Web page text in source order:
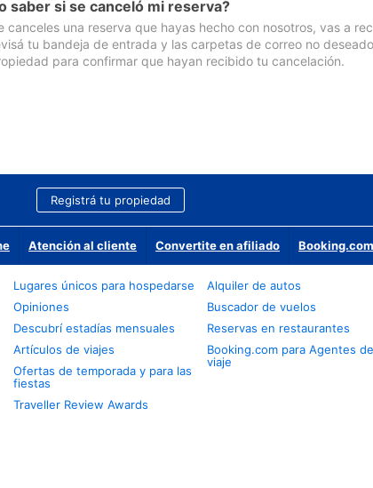
saber si se canceló mi reserva?
canceles una reserva que hayas hecho con nosotros, vas a
tu bandeja de entrada y las carpetas de correo no
para confirmar que hayan recibido tu cancelación.
Registrá tu propiedad
Atención al cliente Convertite en afiliado
Lugares únicos para hospedarse
Opiniones
Descubrí estadías mensuales
Artículos de viajes
Ofertas de temporada y para las
fiestas
Traveller Review Awards
Alquiler de autos
Buscador de vuelos
Reservas en restaurantes
Booking.com para Agentes de
viaje